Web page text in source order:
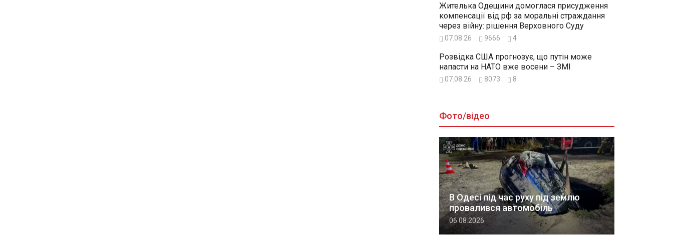
Жителька Одещини домоглася присудження
компенсації від рф за моральні страждання
через війну: рішення Верховного Суду
07.08.26 9666 4
Розвідка США прогнозує, що путін може
напасти на НАТО вже восени – ЗМІ
07.08.26 8073 8
Фото/відео
В Одесі під час руху під землю
провалився автомобіль
06.08.2026